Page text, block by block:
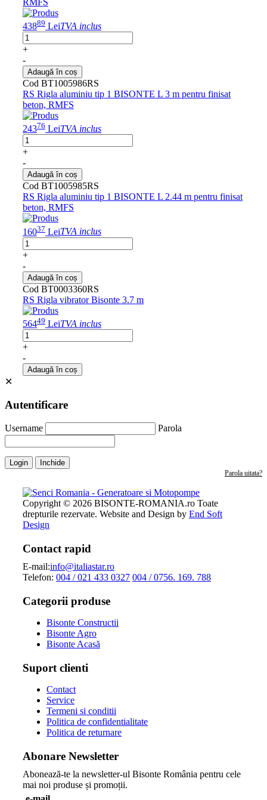
43889 LeiTVA inclus
+
-
Adaugă în coș
Cod BT1005986RS
RS Rigla aluminiu tip 1 BISONTE L 3 m pentru finisat
beton, RMFS
24376 LeiTVA inclus
+
-
Adaugă în coș
Cod BT1005985RS
RS Rigla aluminiu tip 1 BISONTE L 2.44 m pentru finisat
beton, RMFS
16037 LeiTVA inclus
+
-
Adaugă în coș
Cod BT0003360RS
RS Rigla vibrator Bisonte 3.7 m
56449 LeiTVA inclus
+
-
Adaugă în coș
✕
Autentificare
Username Parola
Login Inchide
Parola uitata?
Copyright © 2026 BISONTE-ROMANIA.ro Toate
drepturile rezervate. Website and Design by End Soft
Design
Contact rapid
E-mail:info@italiastar.ro
Telefon: 004 / 021 433 0327 004 / 0756. 169. 788
Categorii produse
Bisonte Constructii
Bisonte Agro
Bisonte Acasă
Suport clienti
Contact
Service
Termeni si conditii
Politica de confidentialitate
Politica de returnare
Abonare Newsletter
Abonează-te la newsletter-ul Bisonte România pentru cele
mai noi produse și promoții.